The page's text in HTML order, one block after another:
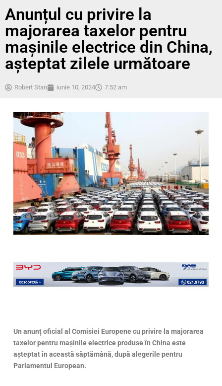
Anunțul cu privire la
majorarea taxelor pentru
mașinile electrice din China,
așteptat zilele următoare
Robert Stan iunie 10, 2024 7:52 am
Un anunț oficial al Comisiei Europene cu privire la majorarea
taxelor pentru mașinile electrice produse în China este
așteptat în această săptămână, după alegerile pentru
Parlamentul European.